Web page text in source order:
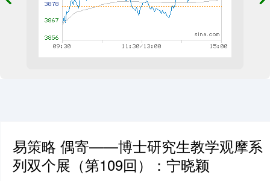
易策略 偶寄——博士研究生教学观摩系
列双个展（第109回）：宁晓颖